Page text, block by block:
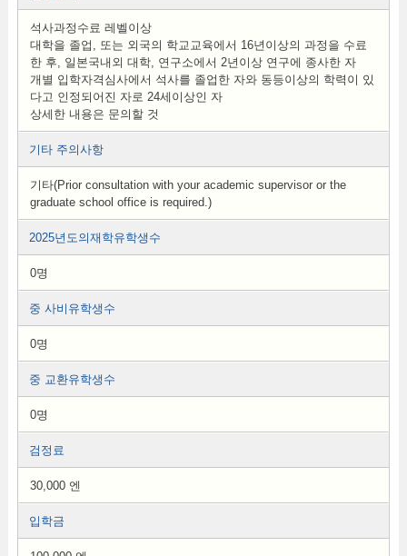
석사과정수료 레벨이상
대학을 졸업, 또는 외국의 학교교육에서 16년이상의 과정을 수료
한 후, 일본국내외 대학, 연구소에서 2년이상 연구에 종사한 자
개별 입학자격심사에서 석사를 졸업한 자와 동등이상의 학력이 있
다고 인정되어진 자로 24세이상인 자
상세한 내용은 문의할 것
기타 주의사항
기타(Prior consultation with your academic supervisor or the
graduate school office is required.)
2025년도의재학유학생수
0명
중 사비유학생수
0명
중 교환유학생수
0명
검정료
30,000 엔
입학금